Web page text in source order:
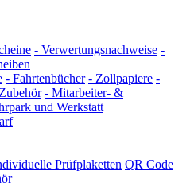
- Verwertungsnachweise -
- Fahrtenbücher - Zollpapiere -
- Mitarbeiter- &
und Werkstatt
Prüfplaketten QR Code